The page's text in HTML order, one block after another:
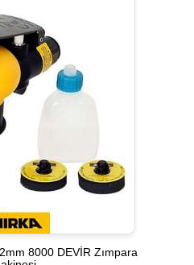
8000 DEVİR Zımpara